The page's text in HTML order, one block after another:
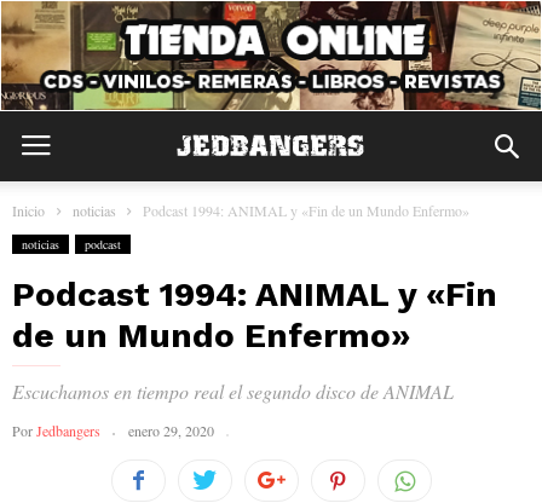
Inicio noticias Podcast 1994: ANIMAL y «Fin de un Mundo Enfermo»
noticias podcast
Podcast 1994: ANIMAL y «Fin
de un Mundo Enfermo»
Escuchamos en tiempo real el segundo disco de ANIMAL
PorJedbangers enero 29, 2020